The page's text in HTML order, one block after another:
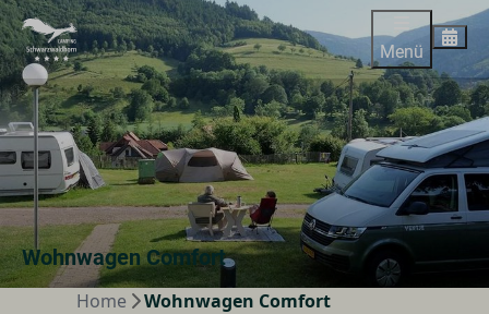
Menü
Wohnwagen Comfort
Home Wohnwagen Comfort